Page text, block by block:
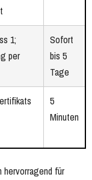
1;
per
Sofort
bis 5
Tage
5
Minuten
hervorragend für